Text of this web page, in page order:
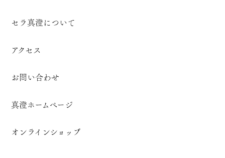
セラ真澄について
アクセス
お問い合わせ
真澄ホームページ
オンラインショップ